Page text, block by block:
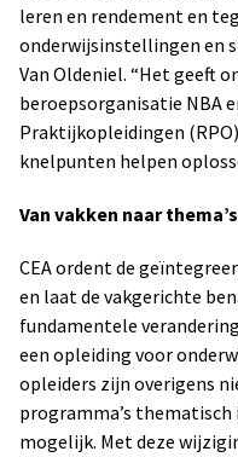
leren en rendement en
onderwijsinstellingen en
Van Oldeniel. “Het geeft
beroepsorganisatie NBA
Praktijkopleidingen
knelpunten helpen
Van vakken naar thema’s
CEA ordent de
en laat de vakgerichte
fundamentele
een opleiding voor
opleiders zijn overigens
programma’s
mogelijk. Met deze